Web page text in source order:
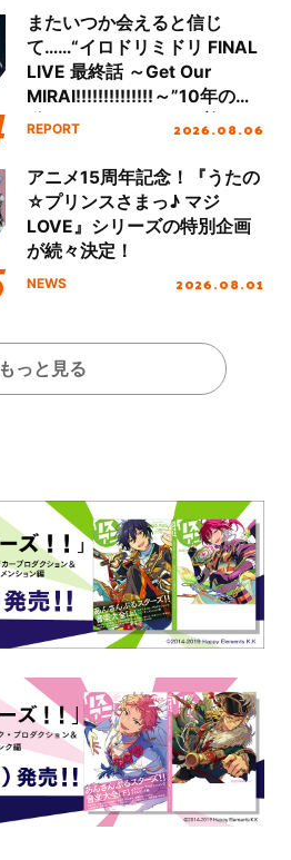
またいつか会えると信じ
て……“イロドリミドリ FINAL
LIVE 最終話 ～Get Our
MIRAI!!!!!!!!!!!!!!～”10年の活
動を経てファイナルを迎える
REPORT 2026.08.06
アニメ15周年記念！『うたの
☆プリンスさまっ♪ マジ
LOVE』シリーズの特別企画
が続々決定！
NEWS 2026.08.01
もっと見る